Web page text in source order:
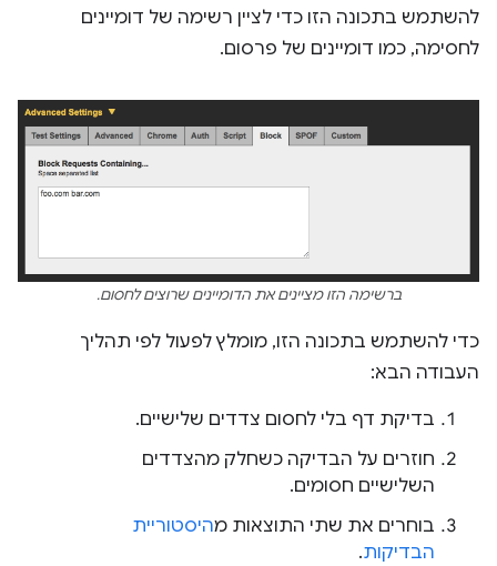
להשתמש בתכונה הזו כדי לציין רשימה של דומיינים
לחסימה, כמו דומיינים של פרסום.
ברשימה הזו מציינים את הדומיינים שרוצים לחסום.
כדי להשתמש בתכונה הזו, מומלץ לפעול לפי תהליך
העבודה הבא:
בדיקת דף בלי לחסום צדדים שלישיים.
חוזרים על הבדיקה כשחלק מהצדדים
השלישיים חסומים.
בוחרים את שתי התוצאות מהיסטוריית
הבדיקות.